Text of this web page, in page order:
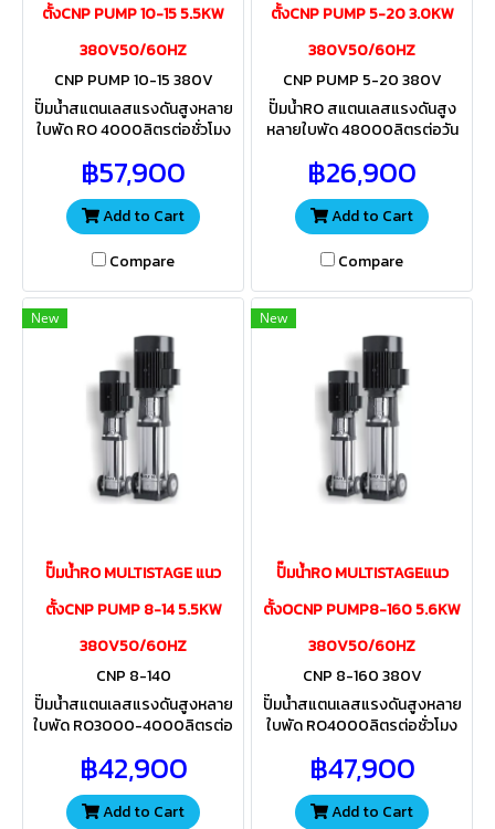
ตั้งCNP PUMP 10-15 5.5KW
380V50/60HZ
CNP PUMP 10-15 380V
ปั๊มน้ำสแตนเลสแรงดันสูงหลาย
ใบพัด RO 4000ลิตรต่อชั่วโมง
กรองเมมเบรน ควรเลือกใช้ขนาด
ไส้กรองให้เหมาะสมกับแรงดันปั๊ม
฿57,900
Add to Cart
Compare
ตั้งCNP PUMP 5-20 3.0KW
380V50/60HZ
CNP PUMP 5-20 380V
ปั๊มน้ำRO สแตนเลสแรงดันสูง
หลายใบพัด 48000ลิตรต่อวัน
องเมมเบรน ควรเลือกใช้ขนาดไส้
กรองให้เหมาะสมกับแรงดันปั้ม
฿26,900
Add to Cart
Compare
New
ปั๊มน้ำRO MULTISTAGE แนว
ตั้งCNP PUMP 8-14 5.5KW
380V50/60HZ
CNP 8-140
ปั๊มน้ำสแตนเลสแรงดันสูงหลาย
ใบพัด RO3000-4000ลิตรต่อ
ส่งน้ำเข้าไส้กรองเมมเบรน ควร
เลือกใช้ขนาดไส้กรองให้เหมาะสม
กับแรงดันปั้ม
฿42,900
Add to Cart
New
ปั๊มน้ำRO MULTISTAGEแนว
ตั้งOCNP PUMP8-160 5.6KW
380V50/60HZ
CNP 8-160 380V
ปั๊มน้ำสแตนเลสแรงดันสูงหลาย
ใบพัด RO4000ลิตรต่อชั่วโมง
กรองเมมเบรน ควรเลือกใช้ขนาด
ไส้กรองให้เหมาะสมกับแรงดันปั้ม
฿47,900
Add to Cart